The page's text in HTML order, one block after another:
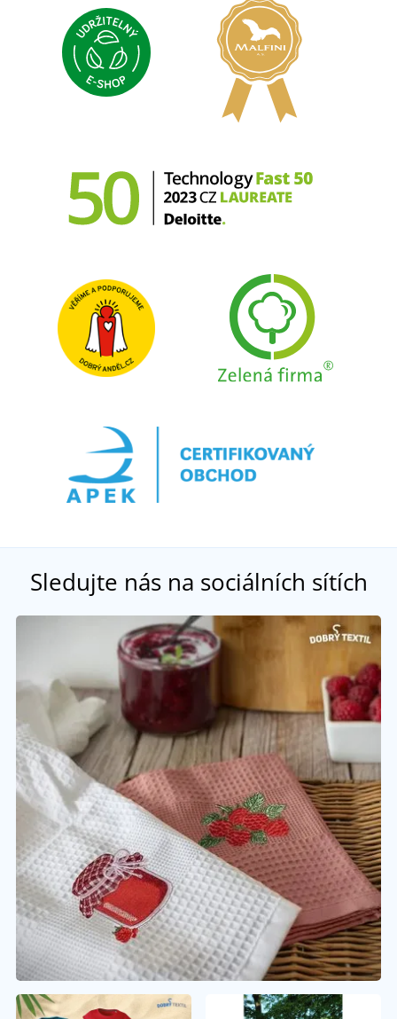
Sledujte nás na sociálních sítích